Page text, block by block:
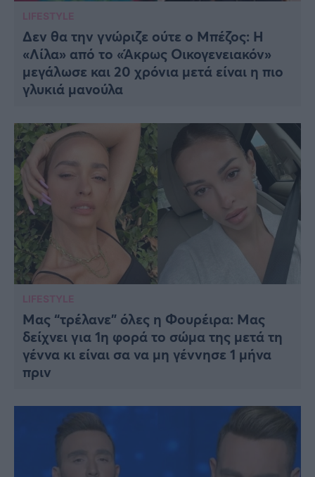
LIFESTYLE
Δεν θα την γνώριζε ούτε ο Μπέζος: Η
«Λίλα» από το «Άκρως Οικογενειακόν»
μεγάλωσε και 20 χρόνια μετά είναι η πιο
γλυκιά μανούλα
LIFESTYLE
Μας “τρέλανε” όλες η Φουρέιρα: Μας
δείχνει για 1η φορά το σώμα της μετά τη
γέννα κι είναι σα να μη γέννησε 1 μήνα
πριν